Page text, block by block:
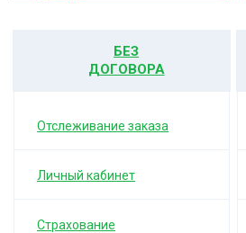
БЕЗ
ДОГОВОРА
Отслеживание заказа
Личный кабинет
Страхование